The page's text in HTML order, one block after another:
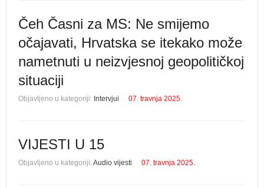
Čeh Časni za MS: Ne smijemo
očajavati, Hrvatska se itekako može
nametnuti u neizvjesnoj geopolitičkoj
situaciji
Objavljeno u kategoriji: Intervjui 07. travnja 2025.
VIJESTI U 15
Objavljeno u kategoriji:Audio vijesti 07. travnja 2025.